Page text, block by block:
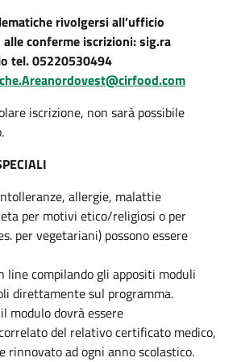
rivolgersi all’ufficio
alle conferme iscrizioni: sig.ra
tel. 05220530494
iscrizione, non sarà possibile
allergie, malattie
per motivi etico/religiosi o per
per vegetariani) possono essere
line compilando gli appositi moduli
direttamente sul programma.
modulo dovrà essere
del relativo certificato medico,
rinnovato ad ogni anno scolastico.